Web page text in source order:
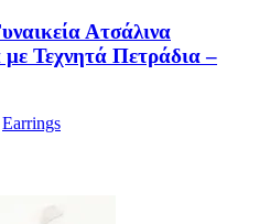
Ατσάλινα
Τεχνητά Πετράδια –
Earrings